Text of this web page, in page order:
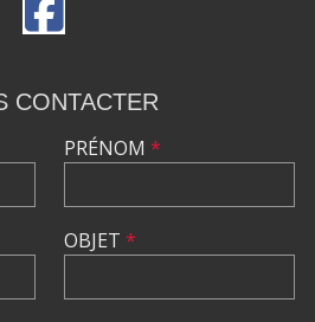
CONTACTER
PRÉNOM *
OBJET *